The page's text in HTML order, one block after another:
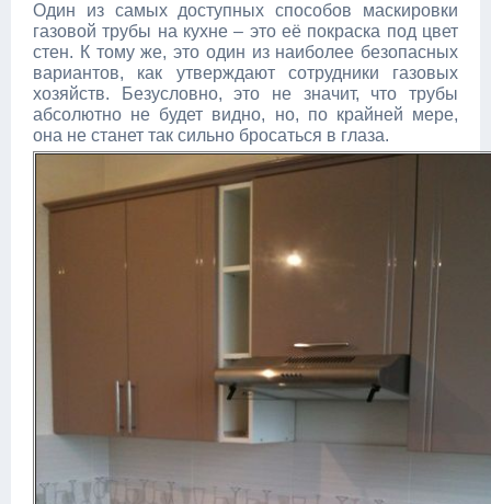
Один из самых доступных способов маскировки
газовой трубы на кухне – это её покраска под цвет
стен. К тому же, это один из наиболее безопасных
вариантов, как утверждают сотрудники газовых
хозяйств. Безусловно, это не значит, что трубы
абсолютно не будет видно, но, по крайней мере,
она не станет так сильно бросаться в глаза.